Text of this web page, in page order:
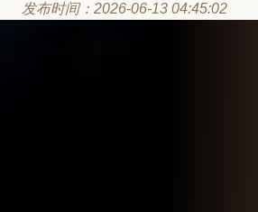
发布时间：2026-06-13 04:45:02